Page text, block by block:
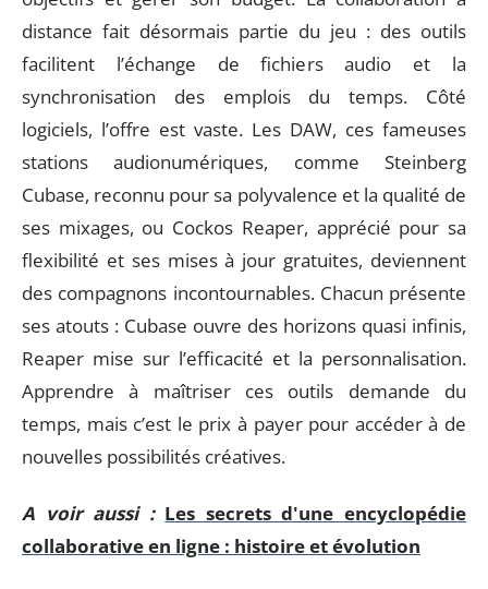
distance fait désormais partie du jeu : des outils
facilitent l’échange de fichiers audio et la
synchronisation des emplois du temps. Côté
logiciels, l’offre est vaste. Les DAW, ces fameuses
stations audionumériques, comme Steinberg
Cubase, reconnu pour sa polyvalence et la qualité de
ses mixages, ou Cockos Reaper, apprécié pour sa
flexibilité et ses mises à jour gratuites, deviennent
des compagnons incontournables. Chacun présente
ses atouts : Cubase ouvre des horizons quasi infinis,
Reaper mise sur l’efficacité et la personnalisation.
Apprendre à maîtriser ces outils demande du
temps, mais c’est le prix à payer pour accéder à de
nouvelles possibilités créatives.
A voir aussi : Les secrets d'une encyclopédie
collaborative en ligne : histoire et évolution